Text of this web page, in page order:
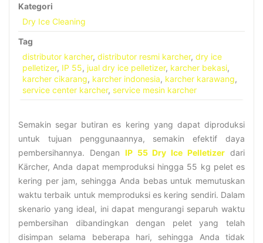
Kategori
Dry Ice Cleaning
Tag
distributor karcher, distributor resmi karcher, dry ice
pelletizer, IP 55, jual dry ice pelletizer, karcher bekasi,
karcher cikarang, karcher indonesia, karcher karawang,
service center karcher, service mesin karcher
Semakin segar butiran es kering yang dapat diproduksi
untuk tujuan penggunaannya, semakin efektif daya
pembersihannya. Dengan IP 55 Dry Ice Pelletizer dari
Kärcher, Anda dapat memproduksi hingga 55 kg pelet es
kering per jam, sehingga Anda bebas untuk memutuskan
waktu terbaik untuk memproduksi es kering sendiri. Dalam
skenario yang ideal, ini dapat mengurangi separuh waktu
pembersihan dibandingkan dengan pelet yang telah
disimpan selama beberapa hari, sehingga Anda tidak